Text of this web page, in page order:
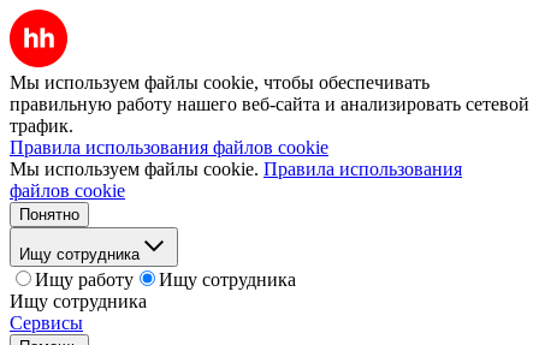
Мы используем файлы cookie, чтобы обеспечивать
правильную работу нашего веб-сайта и анализировать сетевой
трафик.
Правила использования файлов cookie
Мы используем файлы cookie. Правила использования
файлов cookie
Понятно
Ищу сотрудника
Ищу работу
Ищу сотрудника
Ищу сотрудника
Сервисы